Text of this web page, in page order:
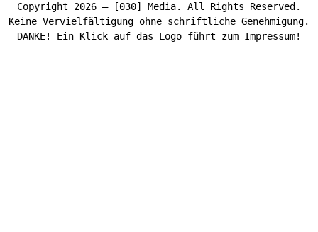
Copyright 2026 – [030] Media. All Rights Reserved.
Keine Vervielfältigung ohne schriftliche Genehmigung.
DANKE! Ein Klick auf das Logo führt zum Impressum!